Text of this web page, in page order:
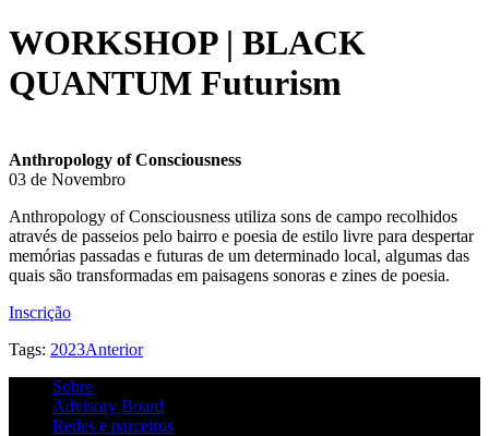
WORKSHOP | BLACK
QUANTUM Futurism
Anthropology of Consciousness
03 de Novembro
Anthropology of Consciousness utiliza sons de campo recolhidos
através de passeios pelo bairro e poesia de estilo livre para despertar
memórias passadas e futuras de um determinado local, algumas das
quais são transformadas em paisagens sonoras e zines de poesia.
Inscrição
Tags: 2023Anterior
Sobre
Advisory Board
Redes e parceiros